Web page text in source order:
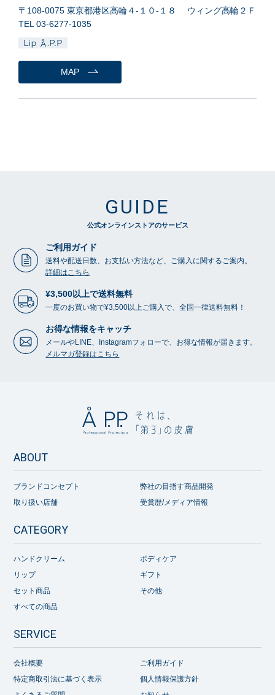
〒108-0075 東京都港区高輪４-１０-１８ ウィング高輪２Ｆ
TEL 03-6277-1035
MAP
GUIDE
公式オンラインストアのサービス
ご利用ガイド
送料や配送日数、お支払い方法など、ご購入に関するご案内。
詳細はこちら
¥3,500以上で送料無料
一度のお買い物で¥3,500以上ご購入で、全国一律送料無料！
お得な情報をキャッチ
メールやLINE、Instagramフォローで、お得な情報が届きます。
メルマガ登録はこちら
ABOUT
ブランドコンセプト
弊社の目指す商品開発
取り扱い店舗
受賞歴/メディア情報
CATEGORY
ハンドクリーム
ボディケア
リップ
ギフト
セット商品
その他
すべての商品
SERVICE
会社概要
ご利用ガイド
特定商取引法に基づく表示
個人情報保護方針